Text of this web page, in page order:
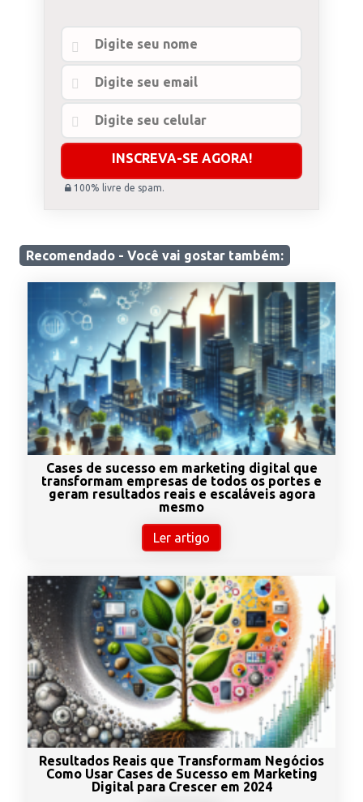
100% livre de spam.
Recomendado - Você vai gostartambém:
Cases de sucesso em marketing digital que
transformam empresas de todos os portes e
geram resultados reais e escaláveis agora
mesmo
Ler artigo
Resultados Reais que Transformam Negócios
Como Usar Cases de Sucesso em Marketing
Digital para Crescer em 2024